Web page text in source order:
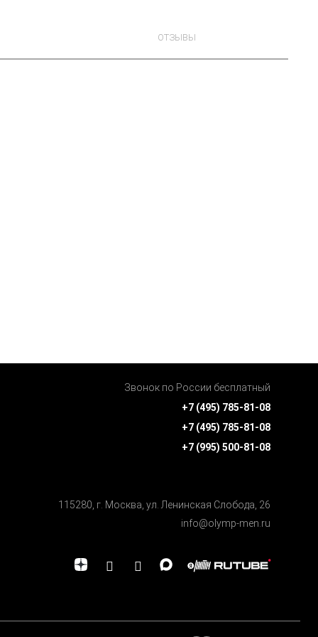
ОТЗЫВЫ
Звонок по России бесплатный
+7 (495) 785-81-08
+7 (495) 785-81-08
+7 (995) 500-81-08
115280, г. Москва, ул. Ленинская Cлобода, 26
info@olymp-men.ru